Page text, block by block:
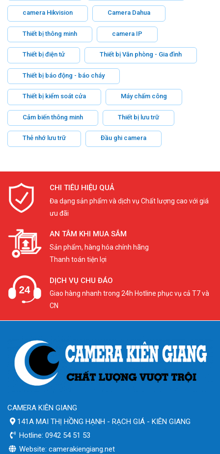
camera Hikvision Camera Dahua
Thiết bị thông minh camera IP
Thiết bị điện tử Thiết bị Văn phòng - Gia đình
Thiết bị báo động - báo cháy
Thiết bị kiểm soát cửa Máy chấm công
Cảm biến thông minh Thiết bị lưu trữ
Thẻ nhớ lưu trữ Đầu ghi camera
CHI TIÊU HIỆU QUẢ
Đa dạng sản phẩm và dịch vụ Chất lượng cao với giá
ưu đãi
AN TÂM KHI MUA SẮM
Sản phẩm, hàng hóa chính hãng
Thanh toán tiện lợi
DỊCH VỤ CHU ĐÁO
Giao hàng nhanh trong 24h Hotline phục vụ cả T7 và
CN
CAMERA KIÊN GIANG
141A MAI THỊ HỒNG HẠNH - RẠCH GIÁ - KIÊN GIANG
Hotline: 0942 54 51 53
Website: camerakiengiang.net